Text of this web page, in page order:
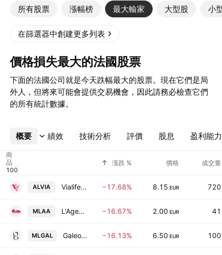
所有股票 漲幅榜 最大輸家 大型股 小
在篩選器中創建更多列表
價格損失最大的法國股票
下面的法國公司就是今天跌幅最大的股票。現在它們是局
外人，但將來可能會提供交易機會，因此請務必檢查它們
的所有統計數據。
概要 績效 技術分析 評價 股息 盈利能力
更多
商
品
漲跌 % 價格 成交量
ALVIA Vialife SA −17.68% 8.15 EUR 720
MLAA L'Agence Automobiliere −16.67% 2.00 EUR 41
MLGAL Galeo Concept −16.13% 6.50 EUR 100